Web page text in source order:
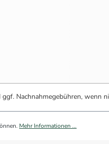
ggf. Nachnahmegebühren, wenn
Mehr Informationen ...